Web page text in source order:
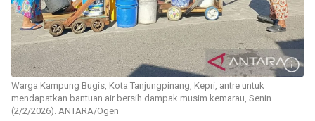
Warga Kampung Bugis, Kota Tanjungpinang, Kepri, antre untuk
mendapatkan bantuan air bersih dampak musim kemarau, Senin
(2/2/2026). ANTARA/Ogen